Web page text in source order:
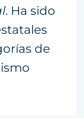
. Ha sido
de